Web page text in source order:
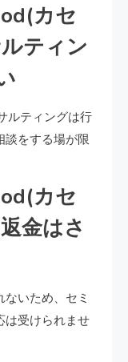
カセ
ティン
ルティングは行
談をする場が限
カセ
金はさ
いため、セミ
は受けられませ